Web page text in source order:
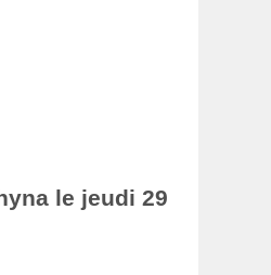
le jeudi 29